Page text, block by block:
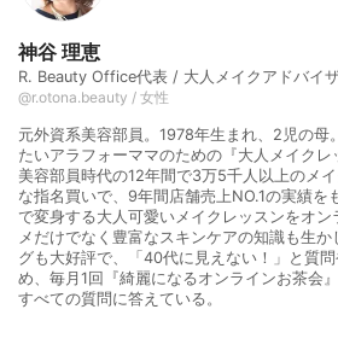
神谷 理恵
R. Beauty Office代表 / 大人メイクアドバイ
@r.otona.beauty / 女性
元外資系美容部員。1978年生まれ、2児の母
たいアラフォーママのための『大人メイクレ
美容部員時代の12年間で3万5千人以上のメ
な指名買いで、9年間店舗売上NO.1の実績を
で変身する大人可愛いメイクレッスンをオン
メだけでなく豊富なスキンケアの知識も生
グも大好評で、「40代に見えない！」と質
め、毎月1回『綺麗になるオンラインお茶会
すべての質問に答えている。